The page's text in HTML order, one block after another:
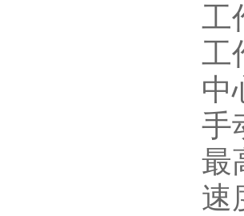
工
工
中
手
最
速